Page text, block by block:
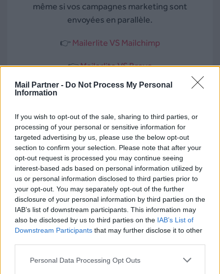
Mail Partner - Do Not Process My Personal
Information
If you wish to opt-out of the sale, sharing to third parties, or
processing of your personal or sensitive information for
targeted advertising by us, please use the below opt-out
section to confirm your selection. Please note that after your
opt-out request is processed you may continue seeing
interest-based ads based on personal information utilized by
us or personal information disclosed to third parties prior to
your opt-out. You may separately opt-out of the further
disclosure of your personal information by third parties on the
IAB’s list of downstream participants. This information may
also be disclosed by us to third parties on the IAB’s List of
Downstream Participants that may further disclose it to other
Personal Data Processing Opt Outs
même si vos campagnes marketing sont
envoyées en parallèle.
👉Mailerlite VS Mailchimp
👉Mailerlite VS Brevo
5. Idéal pour les TPE/PME
mais son interface peut devenircomplexe pour
les débutants , en raison du grand nombre de
fonctionnalités présentes sur la plateforme.
Mail Partner mise sur :
Une interface intuitivepour lancer vos
campagnes en5 minutes
Pas besoin d’être un expert : tout est
conçu pour être accessible.
Des templates enregistrables comme
modèlespour gagner du temps.